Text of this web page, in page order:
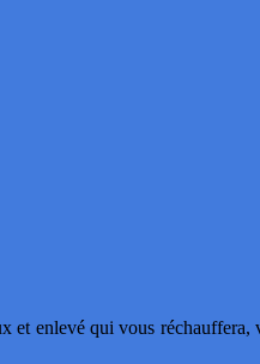
enlevé qui vous réchauffera,